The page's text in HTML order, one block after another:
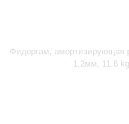
Фидергам, амортизирующая
1,2мм, 11,6